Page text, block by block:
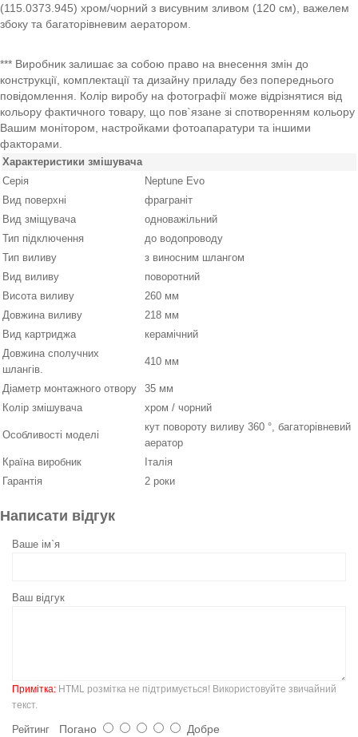
(115.0373.945) хром/чорний з висувним зливом (120 см), важелем
збоку та багаторівневим аератором.
*** Виробник залишає за собою право на внесення змін до
конструкції, комплектації та дизайну приладу без попереднього
повідомлення. Колір виробу на фотографії може відрізнятися від
кольору фактичного товару, що пов`язане зі спотворенням кольору
Вашим монітором, настройками фотоапаратури та іншими
факторами.
Характеристики змішувача
Серія
Neptune Evo
Вид поверхні
фраграніт
Вид зміщувача
одноважільний
Тип підключення
до водопроводу
Тип виливу
з виносним шлангом
Вид виливу
поворотний
Висота виливу
260 мм
Довжина виливу
218 мм
Вид картриджа
керамічний
Довжина сполучних
шлангів.
410 мм
Діаметр монтажного отвору
35 мм
Колір змішувача
хром / чорний
Особливості моделі
кут повороту виливу 360 °, багаторівневий
аератор
Країна виробник
Італія
Гарантія
2 роки
Написати відгук
Ваше ім`я
Ваш відгук
Примітка: HTML розмітка не підтримується! Використовуйте звичайний
текст.
Рейтинг Погано
Добре